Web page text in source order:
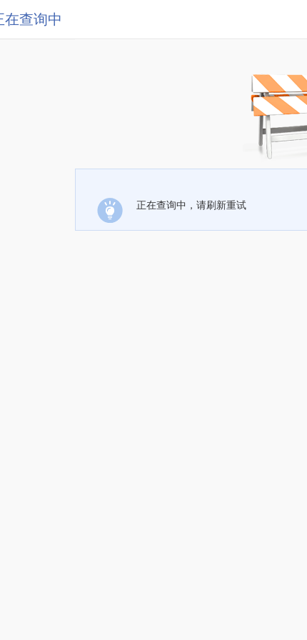
在查询中
正在查询中，请刷新重试